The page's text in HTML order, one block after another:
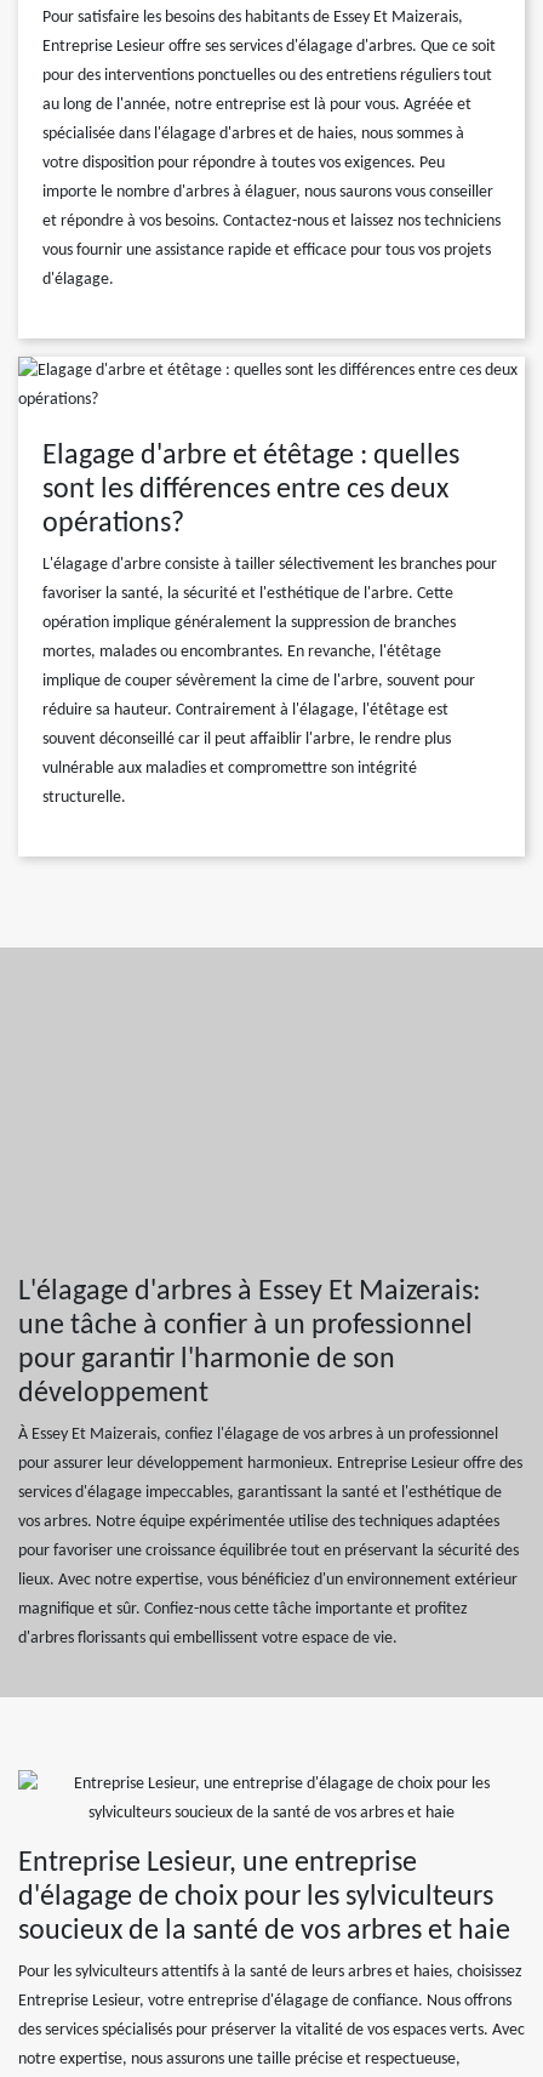
Pour satisfaire les besoins des habitants de Essey Et Maizerais,
Entreprise Lesieur offre ses services d'élagage d'arbres. Que ce soit
pour des interventions ponctuelles ou des entretiens réguliers tout
au long de l'année, notre entreprise est là pour vous. Agréée et
spécialisée dans l'élagage d'arbres et de haies, nous sommes à
votre disposition pour répondre à toutes vos exigences. Peu
importe le nombre d'arbres à élaguer, nous saurons vous conseiller
et répondre à vos besoins. Contactez-nous et laissez nos techniciens
vous fournir une assistance rapide et efficace pour tous vos projets
d'élagage.
Elagage d'arbre et étêtage : quelles
sont les différences entre ces deux
opérations?
L'élagage d'arbre consiste à tailler sélectivement les branches pour
favoriser la santé, la sécurité et l'esthétique de l'arbre. Cette
opération implique généralement la suppression de branches
mortes, malades ou encombrantes. En revanche, l'étêtage
implique de couper sévèrement la cime de l'arbre, souvent pour
réduire sa hauteur. Contrairement à l'élagage, l'étêtage est
souvent déconseillé car il peut affaiblir l'arbre, le rendre plus
vulnérable aux maladies et compromettre son intégrité
structurelle.
L'élagage d'arbres à Essey Et Maizerais:
une tâche à confier à un professionnel
pour garantir l'harmonie de son
développement
À Essey Et Maizerais, confiez l'élagage de vos arbres à un professionnel
pour assurer leur développement harmonieux. Entreprise Lesieur offre des
services d'élagage impeccables, garantissant la santé et l'esthétique de
vos arbres. Notre équipe expérimentée utilise des techniques adaptées
pour favoriser une croissance équilibrée tout en préservant la sécurité des
lieux. Avec notre expertise, vous bénéficiez d'un environnement extérieur
magnifique et sûr. Confiez-nous cette tâche importante et profitez
d'arbres florissants qui embellissent votre espace de vie.
Entreprise Lesieur, une entreprise
d'élagage de choix pour les sylviculteurs
soucieux de la santé de vos arbres et haie
Pour les sylviculteurs attentifs à la santé de leurs arbres et haies, choisissez
Entreprise Lesieur, votre entreprise d'élagage de confiance. Nous offrons
des services spécialisés pour préserver la vitalité de vos espaces verts. Avec
notre expertise, nous assurons une taille précise et respectueuse,